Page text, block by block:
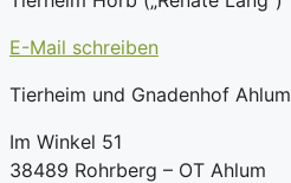
E-Mail schreiben
Tierheim und Gnadenhof Ahlum
Im Winkel 51
38489 Rohrberg – OT Ahlum